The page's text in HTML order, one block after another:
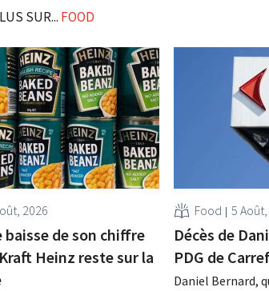
SUR... FOOD
2026
baisse de son chiffre
Heinz reste sur la
Food 5
Décès de
PDG de
Daniel Bernard,